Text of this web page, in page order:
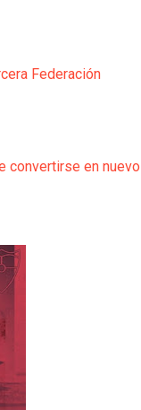
Federación
convertirse en nuevo